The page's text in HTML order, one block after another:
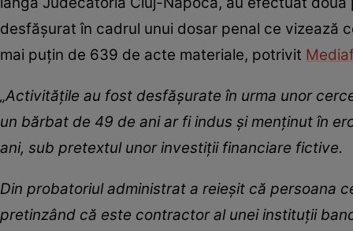
desfășurat în cadrul unui dosar penal ce vizează
mai puțin de 639 de acte materiale, potrivit
„Activitățile au fost desfășurate în urma unor
un bărbat de 49 de ani ar fi indus și menținut în
ani, sub pretextul unor investiții financiare fictive.
Din probatoriul administrat a reieșit că persoana
pretinzând că este contractor al unei instituții